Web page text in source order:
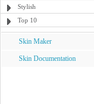
Stylish
Top 10
Skin Maker
Skin Documentation